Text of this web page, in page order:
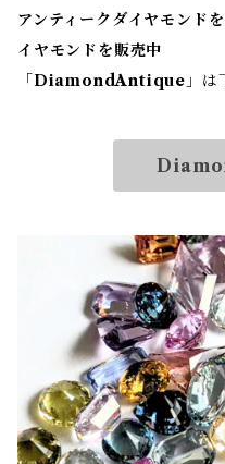
アンティークダイヤモンド
イヤモンドを販売中
「 DiamondAntique 」は